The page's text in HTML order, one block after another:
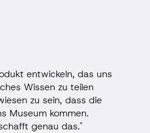
entwickeln, das uns
Wissen zu teilen
zu sein, dass die
Museum kommen.
genau das."